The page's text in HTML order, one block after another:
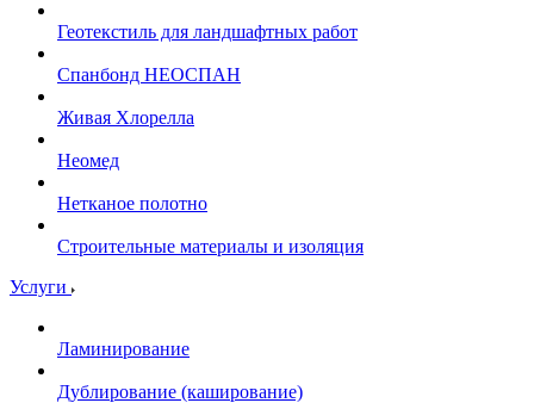
Геотекстиль для ландшафтных работ
Спанбонд НЕОСПАН
Живая Хлорелла
Нeомед
Нетканое полотно
Строительные материалы и изоляция
Услуги
Ламинирование
Дублирование (каширование)